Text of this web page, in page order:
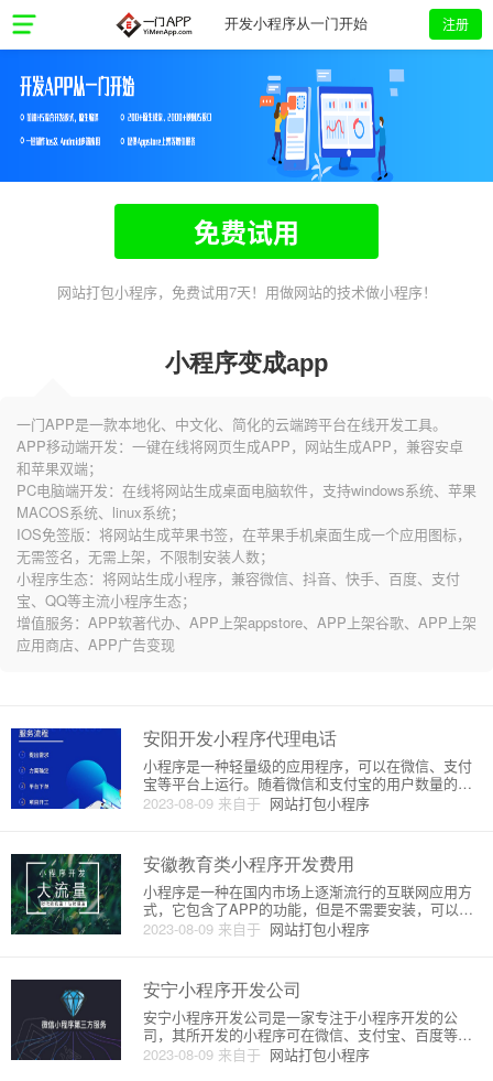
开发小程序从一门开始 注册
免费试用
网站打包小程序，免费试用7天！用做网站的技术做小程序！
小程序变成app
一门APP是一款本地化、中文化、简化的云端跨平台在线开发工具。
APP移动端开发：一键在线将网页生成APP，网站生成APP，兼容安卓
和苹果双端；
PC电脑端开发：在线将网站生成桌面电脑软件，支持windows系统、苹果
MACOS系统、linux系统；
IOS免签版：将网站生成苹果书签，在苹果手机桌面生成一个应用图标，
无需签名，无需上架，不限制安装人数；
小程序生态：将网站生成小程序，兼容微信、抖音、快手、百度、支付
宝、QQ等主流小程序生态；
增值服务：APP软著代办、APP上架appstore、APP上架谷歌、APP上架
应用商店、APP广告变现
安阳开发小程序代理电话
2023-08-09 来自于 网站打包小程序
小程序是一种轻量级的应用程序，可以在微信、支付
宝等平台上运行。随着微信和支付宝的用户数量的不
断增长，小程序也成为了吸引广大用户的一种有效方
式。如果想开发小程序，可以选择自己开发或者找代
低等优点。在安阳地区，开发
安徽教育类小程序开发费用
2023-08-09 来自于 网站打包小程序
小程序是一种在国内市场上逐渐流行的互联网应用方
式，它包含了APP的功能，但是不需要安装，可以直
接在微信中使用。对于教育领域而言，开发一款专门
的小程序可以很好地服务学生和家长，提高教育信息
小不仅与开发难度和复杂程
安宁小程序开发公司
2023-08-09 来自于 网站打包小程序
安宁小程序开发公司是一家专注于小程序开发的公
司，其所开发的小程序可在微信、支付宝、百度等平
台上运行。安宁小程序开发公司有着经验丰富的开发
团队和完善的开发流程，可以为客户提供高效、专